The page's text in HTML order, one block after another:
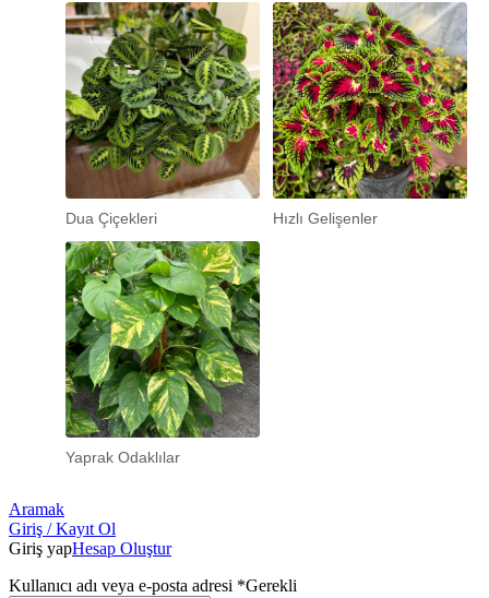
Dua Çiçekleri Hızlı Gelişenler
Yaprak Odaklılar
Aramak
Giriş / Kayıt Ol
Giriş yapHesap Oluştur
Kullanıcı adı veya e-posta adresi *Gerekli